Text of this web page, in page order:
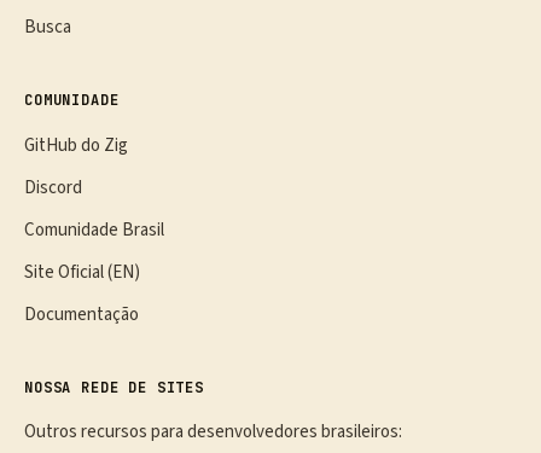
Busca
COMUNIDADE
GitHub do Zig
Discord
Comunidade Brasil
Site Oficial (EN)
Documentação
NOSSA REDE DE SITES
Outros recursos para desenvolvedores brasileiros: